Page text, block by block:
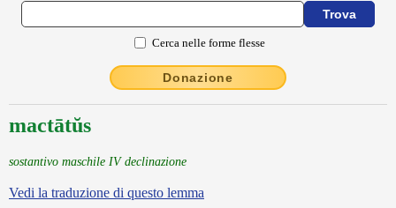
Cerca nelle forme flesse
Donazione
mactātŭs
sostantivo maschile IV declinazione
Vedi la traduzione di questo lemma